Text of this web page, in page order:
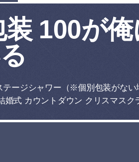
100が
ージシャワー（※個別包装がな
式 カウントダウン クリスマスク